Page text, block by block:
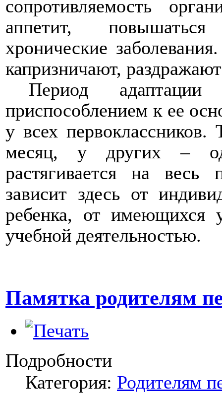
сопротивляемость
аппетит, повышаться
хронические
капризничают,
Период
приспособлением к ее
у всех
месяц, у других –
растягивается на
зависит здесь от
ребенка, от имеющихся
учебной деятельностью.
Памятка родителям
Подробности
Категория: Родителям